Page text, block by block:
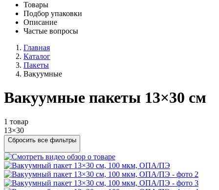
Товары
Подбор упаковки
Описание
Частые вопросы
Главная
Каталог
Пакеты
Вакуумные
Вакуумные пакеты 13×30 см
1 товар
13×30
Сбросить все фильтры